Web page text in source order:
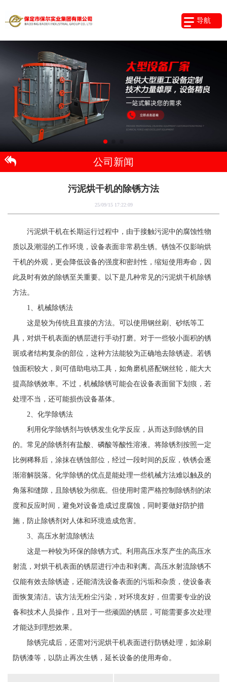
导航
公司新闻
污泥烘干机的除锈方法
25/09/15 17:22:09
污泥烘干机在长期运行过程中，由于接触污泥中的腐蚀性物
质以及潮湿的工作环境，设备表面非常易生锈。锈蚀不仅影响烘
干机的外观，更会降低设备的强度和密封性，缩短使用寿命，因
此及时有效的除锈至关重要。以下是几种常见的污泥烘干机除锈
方法。
1、机械除锈法
这是较为传统且直接的方法。可以使用钢丝刷、砂纸等工
具，对烘干机表面的锈层进行手动打磨。对于一些较小面积的锈
斑或者结构复杂的部位，这种方法能较为正确地去除锈迹。若锈
蚀面积较大，则可借助电动工具，如角磨机搭配钢丝轮，能大大
提高除锈效率。不过，机械除锈可能会在设备表面留下划痕，若
处理不当，还可能损伤设备基体。
2、化学除锈法
利用化学除锈剂与铁锈发生化学反应，从而达到除锈的目
的。常见的除锈剂有盐酸、磷酸等酸性溶液。将除锈剂按照一定
比例稀释后，涂抹在锈蚀部位，经过一段时间的反应，铁锈会逐
渐溶解脱落。化学除锈的优点是能处理一些机械方法难以触及的
角落和缝隙，且除锈较为彻底。但使用时需严格控制除锈剂的浓
度和反应时间，避免对设备造成过度腐蚀，同时要做好防护措
施，防止除锈剂对人体和环境造成危害。
3、高压水射流除锈法
这是一种较为环保的除锈方式。利用高压水泵产生的高压水
射流，对烘干机表面的锈层进行冲击和剥离。高压水射流除锈不
仅能有效去除锈迹，还能清洗设备表面的污垢和杂质，使设备表
面恢复清洁。该方法无粉尘污染，对环境友好，但需要专业的设
备和技术人员操作，且对于一些顽固的锈层，可能需要多次处理
才能达到理想效果。
除锈完成后，还需对污泥烘干机表面进行防锈处理，如涂刷
防锈漆等，以防止再次生锈，延长设备的使用寿命。